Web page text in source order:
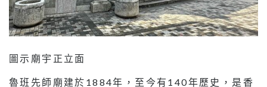
圖示廟宇正立面
魯班先師廟建於1884年，至今有140年歷史，是香